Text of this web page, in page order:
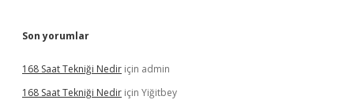
Son yorumlar
168 Saat Tekniği Nedir için admin
168 Saat Tekniği Nedir için Yiğitbey